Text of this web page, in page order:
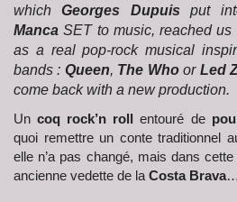
whichGeorges Dupuis put
Manca SET to music, reached
as a real pop-rock musical
bands : Queen, The Whoor Led
come back with a new production.
Uncoq rock’n roll entouré de
quoi remettre un conte traditionnel
elle n’a pas changé, mais dans
ancienne vedette de la Costa Brava…